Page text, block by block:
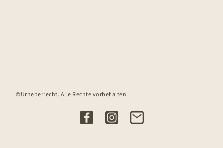
©Urheberrecht. Alle Rechte vorbehalten.